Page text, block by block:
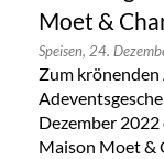
Moet &
Speisen, 24.
Zum krönenden
Dezember
Maison Moet &